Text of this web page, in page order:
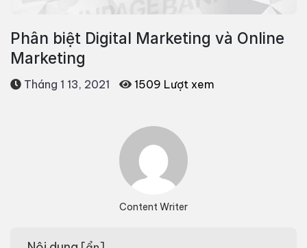
Phân biệt Digital Marketing và Online
Marketing
Tháng 1 13, 2021 1509 Lượt xem
Content Writer